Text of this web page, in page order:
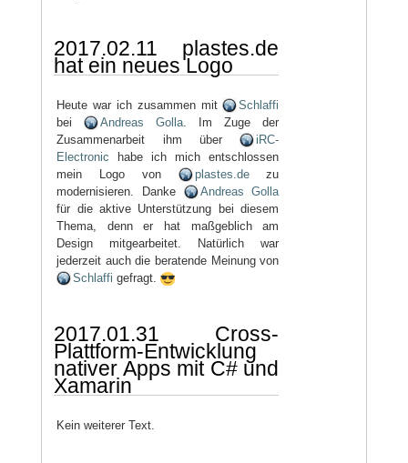
2017.02.11 plastes.de
hat ein neues Logo
Heute war ich zusammen mit
Schlaffi
bei
Andreas Golla. Im Zuge der
Zusammenarbeit ihm über
iRC-
Electronic habe ich mich entschlossen
mein Logo von
plastes.dezu
modernisieren. Danke
Andreas Golla
für die aktive Unterstützung bei diesem
Thema, denn er hat maßgeblich am
Design mitgearbeitet. Natürlich war
jederzeit auch die beratende Meinung von
Schlaffi gefragt.
2017.01.31 Cross-
Plattform-Entwicklung
nativer Apps mit C# und
Xamarin
Kein weiterer Text.